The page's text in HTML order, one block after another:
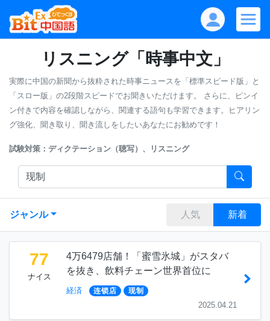
リスニング「時事中文」
実際に中国の新聞から抜粋された時事ニュースを「標準スピード版」と
「スロー版」の2段階スピードでお聞きいただけます。
さらに、ピンイ
ン付きで内容を確認しながら、関連する語句も学習できます。ヒアリン
グ強化、聞き取り、聞き流しをしたいあなたにお勧めです！
試験対策：ディクテーション（聴写）、リスニング
ジャンル 人気 新着
77
ナイス
4万6479店舗！「蜜雪氷城」がスタバ
を抜き、飲料チェーン世界首位に
経済 连锁店 现制
2025.04.21